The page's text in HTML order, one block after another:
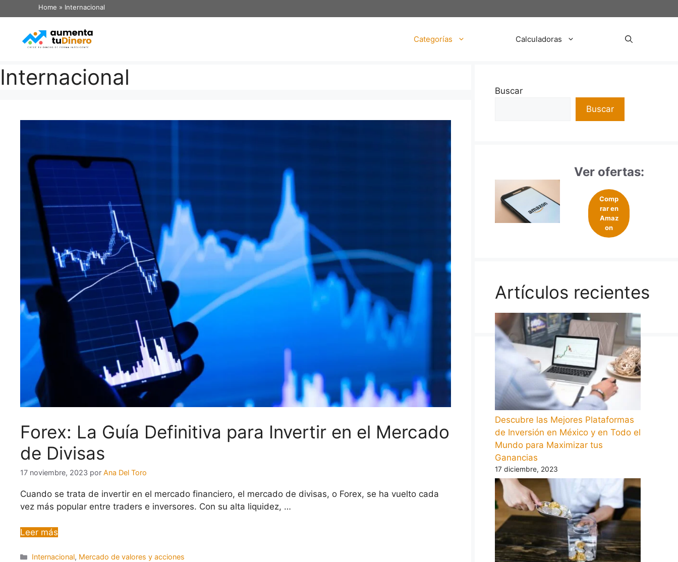
Home » Internacional
Categorías Calculadoras
Internacional
Forex: La Guía Definitiva para Invertir en el Mercado
de Divisas
17 noviembre, 2023 por Ana Del Toro
Cuando se trata de invertir en el mercado financiero, el mercado de divisas, o Forex, se ha vuelto cada
vez más popular entre traders e inversores. Con su alta liquidez, …
Leer más
Internacional, Mercado de valores y acciones
Buscar
Buscar
Ver ofertas:
Comp
rar en
Amaz
on
Artículos recientes
Descubre las Mejores Plataformas
de Inversión en México y en Todo el
Mundo para Maximizar tus
Ganancias
17 diciembre, 2023